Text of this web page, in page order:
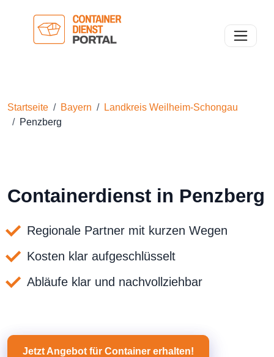
Toggle
Startseite Bayern
Landkreis Weilheim-Schongau
Penzberg
Containerdienst in Penzberg
Regionale Partner mit kurzen Wegen
Kosten klar aufgeschlüsselt
Abläufe klar und nachvollziehbar
Jetzt Angebot für Container erhalten!